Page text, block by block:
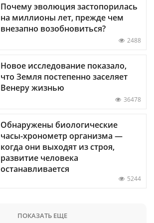
Почему эволюция застопорилась
на миллионы лет, прежде чем
внезапно возобновиться?
2488
Новое исследование показало,
что Земля постепенно заселяет
Венеру жизнью
36478
Обнаружены биологические
часы-хронометр организма —
когда они выходят из строя,
развитие человека
останавливается
5244
ПОКАЗАТЬ ЕЩЕ